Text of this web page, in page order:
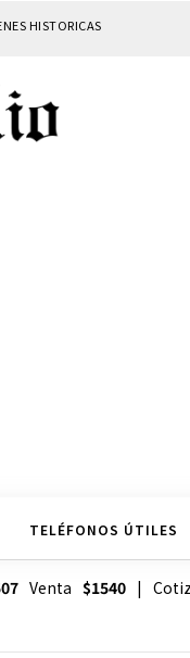
HISTORICAS
TELÉFONOS ÚTILES
Venta $1540|